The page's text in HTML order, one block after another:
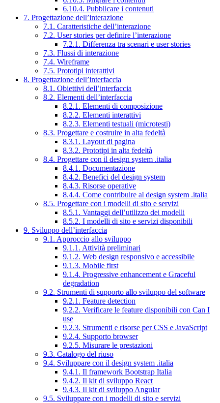
6.10.4. Pubblicare i contenuti
7. Progettazione dell’interazione
7.1. Caratteristiche dell’interazione
7.2. User stories per definire l’interazione
7.2.1. Differenza tra scenari e user stories
7.3. Flussi di interazione
7.4. Wireframe
7.5. Prototipi interattivi
8. Progettazione dell’interfaccia
8.1. Obiettivi dell’interfaccia
8.2. Elementi dell’interfaccia
8.2.1. Elementi di composizione
8.2.2. Elementi interattivi
8.2.3. Elementi testuali (microtesti)
8.3. Progettare e costruire in alta fedeltà
8.3.1. Layout di pagina
8.3.2. Prototipi in alta fedeltà
8.4. Progettare con il design system .italia
8.4.1. Documentazione
8.4.2. Benefici del design system
8.4.3. Risorse operative
8.4.4. Come contribuire al design system .italia
8.5. Progettare con i modelli di sito e servizi
8.5.1. Vantaggi dell’utilizzo dei modelli
8.5.2. I modelli di sito e servizi disponibili
9. Sviluppo dell’interfaccia
9.1. Approccio allo sviluppo
9.1.1. Attività preliminari
9.1.2. Web design responsivo e accessibile
9.1.3. Mobile first
9.1.4. Progressive enhancement e Graceful
degradation
9.2. Strumenti di supporto allo sviluppo del software
9.2.1. Feature detection
9.2.2. Verificare le feature disponibili con Can I
use
9.2.3. Strumenti e risorse per CSS e JavaScript
9.2.4. Supporto browser
9.2.5. Misurare le prestazioni
9.3. Catalogo del riuso
9.4. Sviluppare con il design system .italia
9.4.1. Il framework Bootstrap Italia
9.4.2. Il kit di sviluppo React
9.4.3. Il kit di sviluppo Angular
9.5. Sviluppare con i modelli di sito e servizi